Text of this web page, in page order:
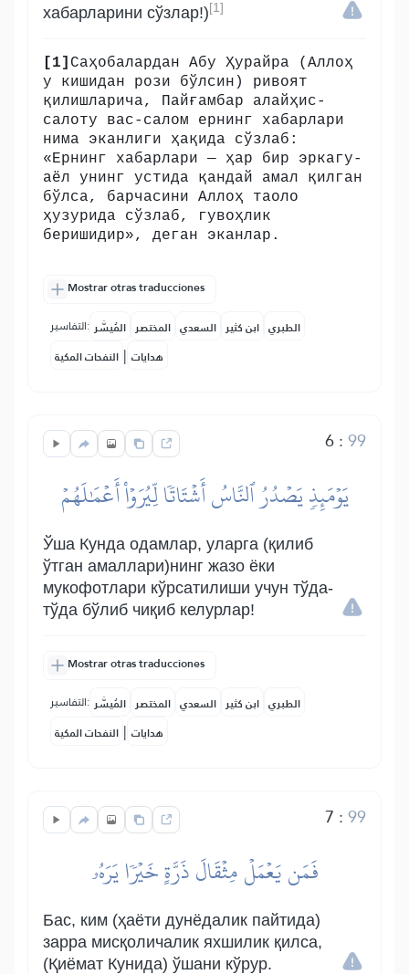
хабарларини сўзлар!) [1]
[1] Саҳобалардан Абу Ҳурайра (Аллоҳ
у кишидан рози бўлсин) ривоят
қилишларича, Пайғамбар алайҳис-
салоту вас-салом ернинг хабарлари
нима эканлиги ҳақида сўзлаб:
«Ернинг хабарлари — ҳар бир эркагу-
аёл унинг устида қандай амал қилган
бўлса, барчасини Аллоҳ таоло
ҳузурида сўзлаб, гувоҳлик
беришидир», деган эканлар.
Mostrar otras traducciones
التفاسير: المُيسَّر المختصر السعدي ابن كثير الطبري
النفحات المكية | هدايات
6:99
يَوۡمَئِذٖ يَصۡدُرُ ٱلنَّاسُ أَشۡتَاتٗا لِّيُرَوۡاْ أَعۡمَٰلَهُمۡ
Ўша Кунда одамлар, уларга (қилиб
ўтган амаллари)нинг жазо ёки
мукофотлари кўрсатилиши учун тўда-
тўда бўлиб чиқиб келурлар!
Mostrar otras traducciones
التفاسير: المُيسَّر المختصر السعدي ابن كثير الطبري
النفحات المكية | هدايات
7 :99
فَمَن يَعۡمَلۡ مِثۡقَالَ ذَرَّةٍ خَيۡرٗا يَرَهُۥ
Бас, ким (ҳаёти дунёдалик пайтида)
зарра мисқоличалик яхшилик қилса,
(Қиёмат Кунида) ўшани кўрур.